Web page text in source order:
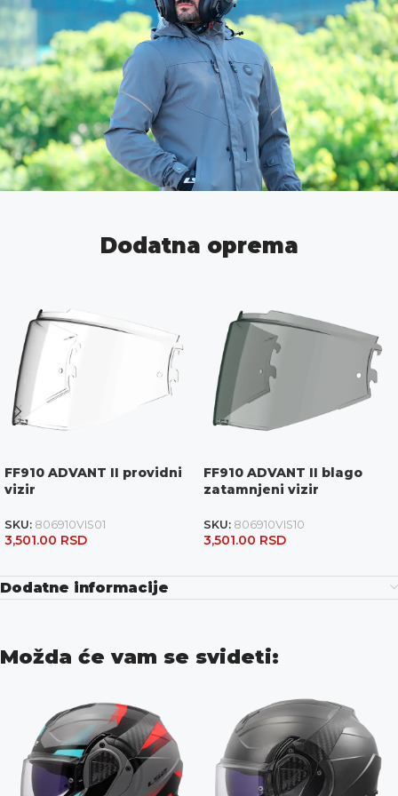
Dodatna oprema
FF910 ADVANT II providni
vizir
SKU: 806910VIS01
3,501.00 RSD
FF910 ADVANT II blago
zatamnjeni vizir
SKU: 806910VIS10
3,501.00 RSD
Dodatne informacije
Možda će vam se svideti: